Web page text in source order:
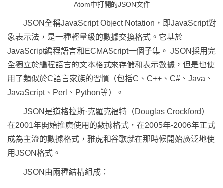
Atom中打開的JSON文件
JSON全稱JavaScript Object Notation，即JavaScript對
象表示法，是一種輕量級的數據交換格式。它基於
JavaScript編程語言和ECMAScript一個子集。 JSON採用完
全獨立於編程語言的文本格式來存儲和表示數據，但是也使
用了類似於C語言家族的習慣（包括C、C++、C#、Java、
JavaScript、Perl、Python等）。
JSON是道格拉斯·克羅克福特（Douglas Crockford）
在2001年開始推廣使用的數據格式，在2005年-2006年正式
成為主流的數據格式，雅虎和谷歌就在那時候開始廣泛地使
用JSON格式。
JSON由兩種結構組成：